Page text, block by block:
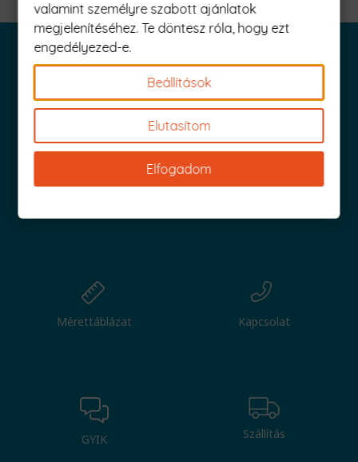
Iratkozz fel és küldjük is az 1000 Ft értékű kuponod!
Mérettáblázat Kapcsolat
GYIK Szállítás
valamint személyre szabott ajánlatok
megjelenítéséhez. Te döntesz róla, hogy ezt
engedélyezed-e.
Beállítások
Elutasítom
Elfogadom